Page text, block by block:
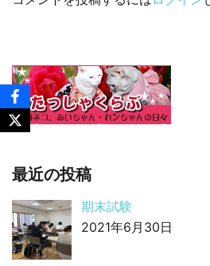
最近の投稿
期末試験
2021年6月30日